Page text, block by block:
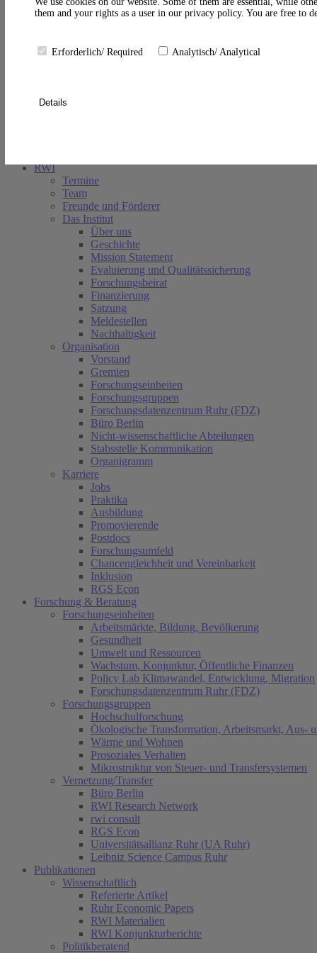
Suche schließen
RWI
Termine
Team
Freunde und Förderer
Das Institut
Über uns
Geschichte
Mission Statement
Evaluierung und Qualitätssicherung
Forschungsbeirat
Finanzierung
Satzung
Meldestellen
Nachhaltigkeit
Organisation
Vorstand
Gremien
Forschungseinheiten
Forschungsgruppen
Forschungsdatenzentrum Ruhr (FDZ)
Büro Berlin
Nicht-wissenschaftliche Abteilungen
Stabsstelle Kommunikation
Organigramm
Karriere
Jobs
Praktika
Ausbildung
Promovierende
Postdocs
Forschungsumfeld
Chancengleichheit und Vereinbarkeit
Inklusion
RGS Econ
Forschung & Beratung
Forschungseinheiten
Arbeitsmärkte, Bildung, Bevölkerung
Gesundheit
Umwelt und Ressourcen
Wachstum, Konjunktur, Öffentliche Finanzen
Policy Lab Klimawandel, Entwicklung, Migration
Forschungsdatenzentrum Ruhr (FDZ)
Forschungsgruppen
Hochschulforschung
Ökologische Transformation, Arbeitsmarkt, Aus-
Wärme und Wohnen
Prosoziales Verhalten
Mikrostruktur von Steuer- und Transfersystemen
Vernetzung/Transfer
Büro Berlin
RWI Research Network
rwi consult
RGS Econ
Universitätsallianz Ruhr (UA Ruhr)
Leibniz Science Campus Ruhr
Publikationen
Wissenschaftlich
Referierte Artikel
Ruhr Economic Papers
RWI Materialien
RWI Konjunkturberichte
Politikberatend
them and your rights as a user in our privacy policy. You are free to
Erforderlich/ Required Analytisch/ Analytical
Details